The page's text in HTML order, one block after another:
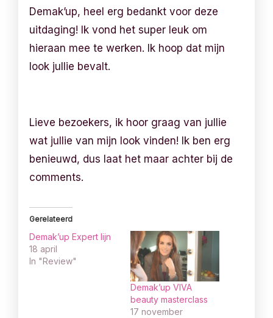
Demak’up, heel erg bedankt voor deze
uitdaging! Ik vond het super leuk om
hieraan mee te werken. Ik hoop dat mijn
look jullie bevalt.
Lieve bezoekers, ik hoor graag van jullie
wat jullie van mijn look vinden! Ik ben erg
benieuwd, dus laat het maar achter bij de
comments.
Gerelateerd
Demak’up Expert lijn
18 april
In "Review"
Demak’up VIVA
beauty masterclass
17 november